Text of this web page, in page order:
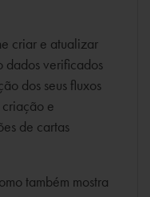
criar e atualizar
dados verificados
dos seus fluxos
e
de cartas
também mostra